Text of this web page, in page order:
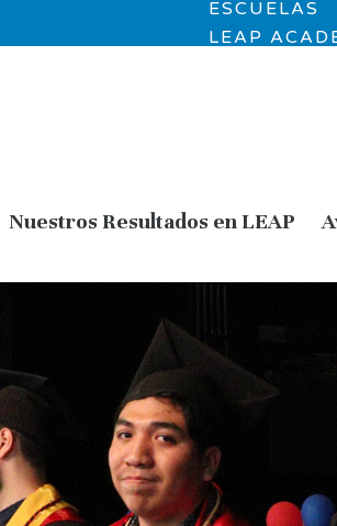
ESCUELAS
LEAP
Nuestros Resultados en LEAP